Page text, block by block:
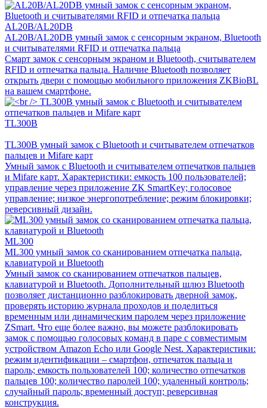
AL20B/AL20DB
AL20B/AL20DB умный замок с сенсорным экраном, Bluetooth
и считывателями RFID и отпечатка пальца
Смарт замок с сенсорным экраном и Bluetooth, считывателем
RFID и отпечатка пальца. Наличие Bluetooth позволяет
открыть двери с помощью мобильного приложения ZKBioBL
на вашем смартфоне.
TL300B
TL300B умный замок с Bluetooth и считывателем отпечатков
пальцев и Mifare карт
Умный замок с Bluetooth и считывателем отпечатков пальцев
и Mifare карт. Характеристики: емкость 100 пользователей;
управление через приложение ZK SmartKey; голосовое
управление; низкое энергопотребление; режим блокировки;
реверсивный дизайн.
ML300
ML300 умный замок со сканированием отпечатка пальца,
клавиатурой и Bluetooth
Умный замок со сканированием отпечатков пальцев,
клавиатурой и Bluetooth. Дополнительный шлюз Bluetooth
позволяет дистанционно разблокировать дверной замок,
проверять историю журнала проходов и поделиться
временным или динамическим паролем через приложение
ZSmart. Что еще более важно, вы можете разблокировать
замок с помощью голосовых команд в паре с совместимым
устройством Amazon Echo или Google Nest. Характеристики:
режим идентификации – смартфон, отпечаток пальца и
пароль; емкость пользователей 100; количество отпечатков
пальцев 100; количество паролей 100; удаленный контроль;
случайный пароль; временный доступ; реверсивная
конструкция.